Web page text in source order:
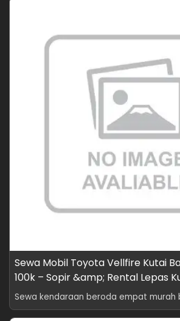
Sewa Mobil Toyota Vellfire Kutai
100k – Sopir &amp; Rental Lepas
Sewa kendaraan beroda empat murah